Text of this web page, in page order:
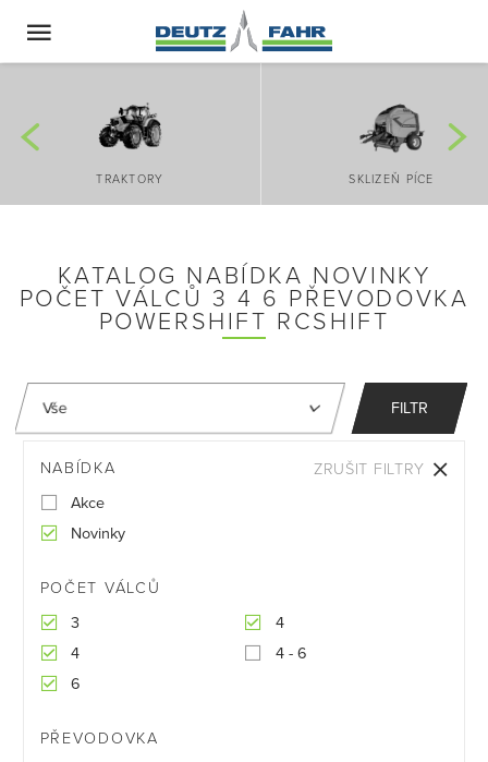
TRAKTORY SKLIZEŇ PÍCE
KATALOG NABÍDKA NOVINKY
POČET VÁLCŮ 3 4 6 PŘEVODOVKA
POWERSHIFT RCSHIFT
FILTR
NABÍDKA
Akce
Novinky
POČET VÁLCŮ
3
4
4
4 - 6
6
PŘEVODOVKA
ZRUŠIT FILTRY